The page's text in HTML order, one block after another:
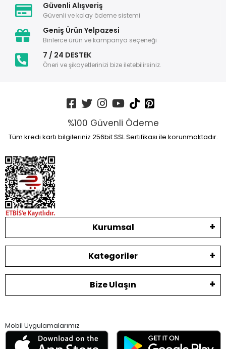
Güvenli Alışveriş
Güvenli ve kolay ödeme sistemi
Geniş Ürün Yelpazesi
Binlerce ürün ve kampanya seçeneği
7 / 24 DESTEK
Öneri ve şikayetlerinizi bize iletebilirsiniz.
%100 Güvenli Ödeme
Tüm kredi kartı bilgileriniz 256bit SSL Sertifikası ile korunmaktadır.
Kurumsal
Kategoriler
Bize Ulaşın
Mobil Uygulamalarımız